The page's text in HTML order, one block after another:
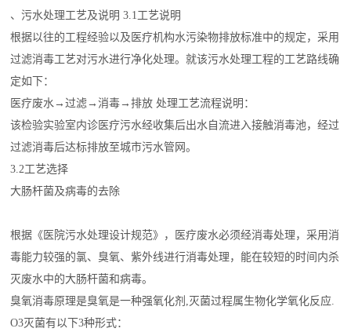
、污水处理工艺及说明 3.1工艺说明
根据以往的工程经验以及医疗机构水污染物排放标准中的规定，采用
过滤消毒工艺对污水进行净化处理。就该污水处理工程的工艺路线确
定如下：
医疗废水→过滤→消毒→排放 处理工艺流程说明：
该检验实验室内诊医疗污水经收集后出水自流进入接触消毒池，经过
过滤消毒后达标排放至城市污水管网。
3.2工艺选择
大肠杆菌及病毒的去除
根据《医院污水处理设计规范》，医疗废水必须经消毒处理，采用消
毒能力较强的氯、臭氧、紫外线进行消毒处理，能在较短的时间内杀
灭废水中的大肠杆菌和病毒。
臭氧消毒原理是臭氧是一种强氧化剂,灭菌过程属生物化学氧化反应.
O3灭菌有以下3种形式：